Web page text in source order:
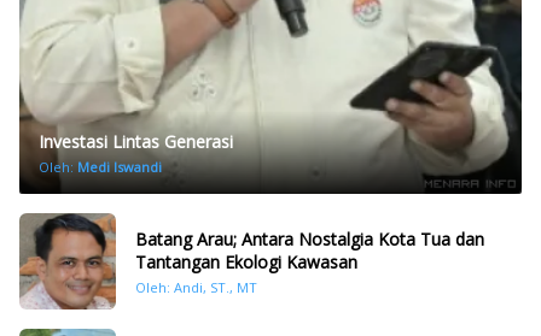
Investasi Lintas Generasi
Oleh: Medi Iswandi
Batang Arau; Antara Nostalgia Kota Tua dan
Tantangan Ekologi Kawasan
Oleh: Andi, ST., MT